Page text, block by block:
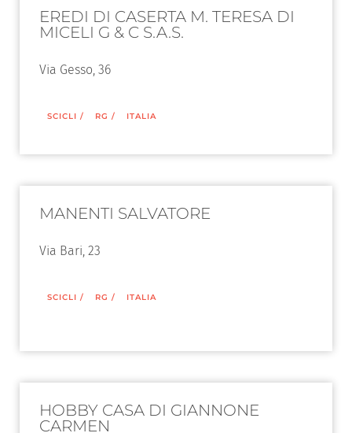
EREDI DI CASERTA M. TERESA DI
MICELI G & C S.A.S.
Via Gesso, 36
SCICLI / RG / ITALIA
MANENTI SALVATORE
Via Bari, 23
SCICLI / RG / ITALIA
HOBBY CASA DI GIANNONE
CARMEN